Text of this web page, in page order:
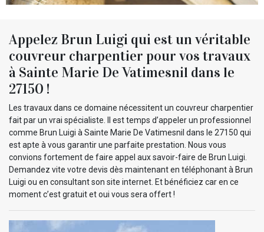
Appelez Brun Luigi qui est un véritable
couvreur charpentier pour vos travaux
à Sainte Marie De Vatimesnil dans le
27150 !
Les travaux dans ce domaine nécessitent un couvreur charpentier
fait par un vrai spécialiste. Il est temps d’appeler un professionnel
comme Brun Luigi à Sainte Marie De Vatimesnil dans le 27150 qui
est apte à vous garantir une parfaite prestation. Nous vous
convions fortement de faire appel aux savoir-faire de Brun Luigi.
Demandez vite votre devis dès maintenant en téléphonant à Brun
Luigi ou en consultant son site internet. Et bénéficiez car en ce
moment c’est gratuit et oui vous sera offert !